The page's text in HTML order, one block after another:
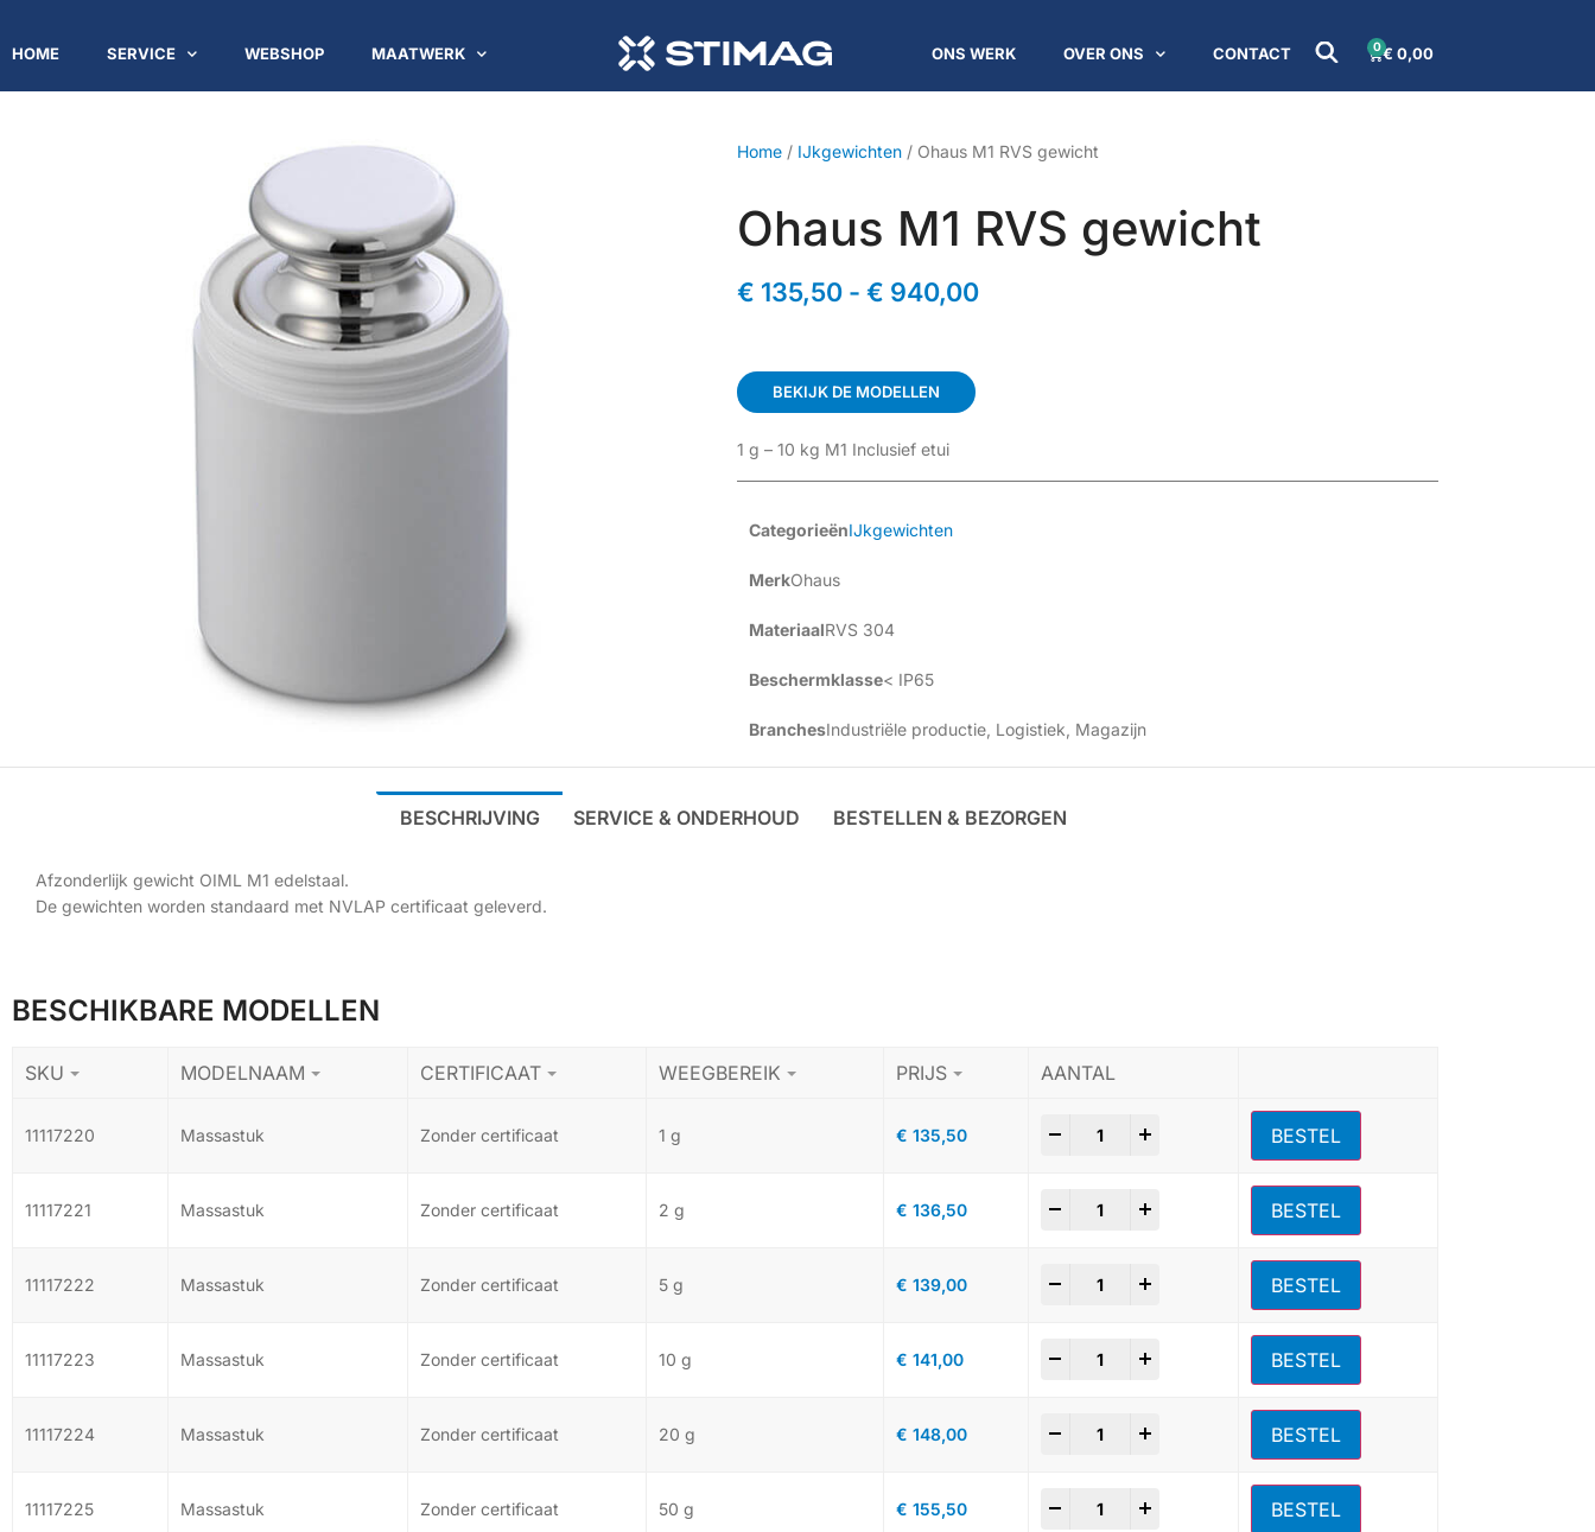
HOME SERVICE WEBSHOP MAATWERK ONS WERK OVER ONS CONTACT € 0,00
0
Home / IJkgewichten / Ohaus M1 RVS gewicht
Ohaus M1 RVS gewicht
€ 135,50 - € 940,00
BEKIJK DE MODELLEN
1 g – 10 kg M1 Inclusief etui
CategorieënIJkgewichten
MerkOhaus
MateriaalRVS 304
Beschermklasse< IP65
BranchesIndustriële productie Logistiek Magazijn
BESCHRIJVING SERVICE & ONDERHOUD BESTELLEN & BEZORGEN
Afzonderlijk gewicht OIML M1 edelstaal.
De gewichten worden standaard met NVLAP certificaat geleverd.
BESCHIKBARE MODELLEN
SKU MODELNAAM CERTIFICAAT WEEGBEREIK PRIJS AANTAL
11117220 Massastuk Zonder certificaat 1 g € 135,50 BESTEL
11117221 Massastuk Zonder certificaat 2 g € 136,50 BESTEL
11117222 Massastuk Zonder certificaat 5 g € 139,00 BESTEL
11117223 Massastuk Zonder certificaat 10 g € 141,00 BESTEL
11117224 Massastuk Zonder certificaat 20 g € 148,00 BESTEL
11117225 Massastuk Zonder certificaat 50 g € 155,50 BESTEL